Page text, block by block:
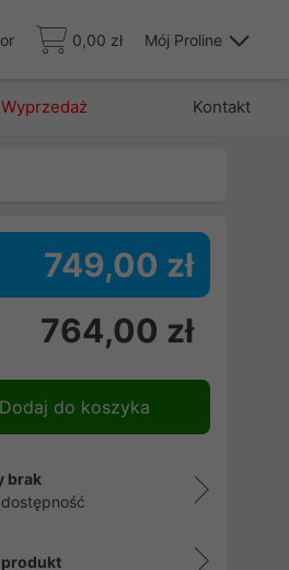
0,00 zł Mój Proline
Wyprzedaż Kontakt
749,00 zł
764,00 zł
Dodaj do koszyka
brak
produkt